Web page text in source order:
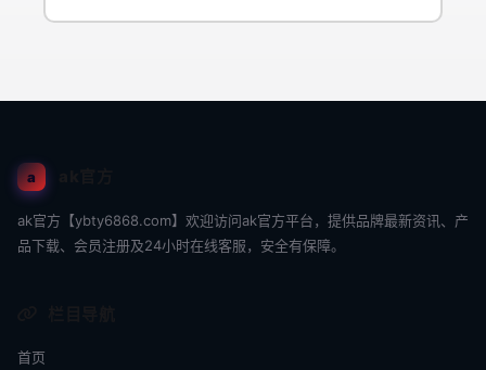
a
ak官方【ybty6868.com】欢迎访问ak官方平台，提供品牌最新资讯、产
品下载、会员注册及24小时在线客服，安全有保障。
首页